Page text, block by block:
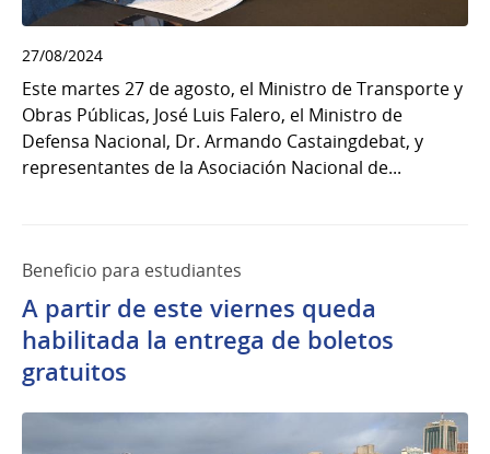
27/08/2024
Este martes 27 de agosto, el Ministro de Transporte y
Obras Públicas, José Luis Falero, el Ministro de
Defensa Nacional, Dr. Armando Castaingdebat, y
representantes de la Asociación Nacional de...
Beneficio para estudiantes
A partir de este viernes queda
habilitada la entrega de boletos
gratuitos